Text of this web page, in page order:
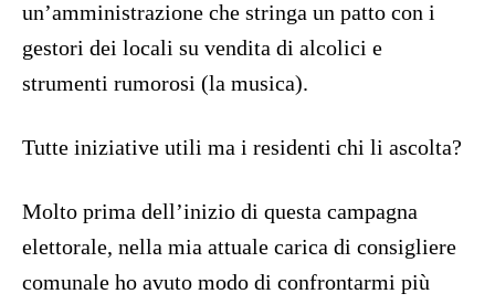
un’amministrazione che stringa un patto con i
gestori dei locali su vendita di alcolici e
strumenti rumorosi (la musica).
Tutte iniziative utili ma i residenti chi li ascolta?
Molto prima dell’inizio di questa campagna
elettorale, nella mia attuale carica di consigliere
comunale ho avuto modo di confrontarmi più